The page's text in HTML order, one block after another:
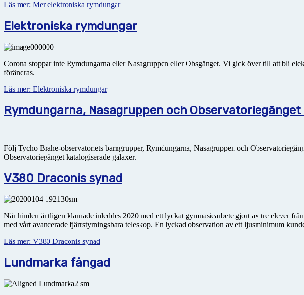
Läs mer: Mer elektroniska rymdungar
Elektroniska rymdungar
Corona stoppar inte Rymdungarna eller Nasagruppen eller Obsgänget. Vi gick över till att bli
förändras.
Läs mer: Elektroniska rymdungar
Rymdungarna, Nasagruppen och Observatoriegänget
Följ Tycho Brahe-observatoriets barngrupper, Rymdungarna, Nasagruppen och
Observatoriegänget katalogiserade galaxer.
V380 Draconis synad
När himlen äntligen klarnade inleddes 2020 med ett lyckat gymnasiearbete gjort av tre elever
med vårt avancerade fjärrstyrningsbara teleskop. En lyckad observation av ett ljusminimum
Läs mer: V380 Draconis synad
Lundmarka fångad